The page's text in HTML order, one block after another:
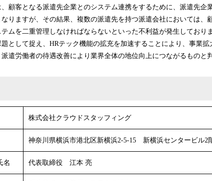
顧客となる派遣先企業とのシステム連携をするために、派遣先企
りますが、その結果、複数の派遣先を持つ派遣会社においては、
ムを二重管理しなければならないといった不利益が発生しておりま
として捉え、HRテック機能の拡充を加速することにより、事業
遣労働者の待遇改善により業界全体の地位向上につながるものと
株式会社クラウドスタッフィング
神奈川県横浜市港北区新横浜2-5-15 新横浜センタービル2
名 代表取締役 江本 亮